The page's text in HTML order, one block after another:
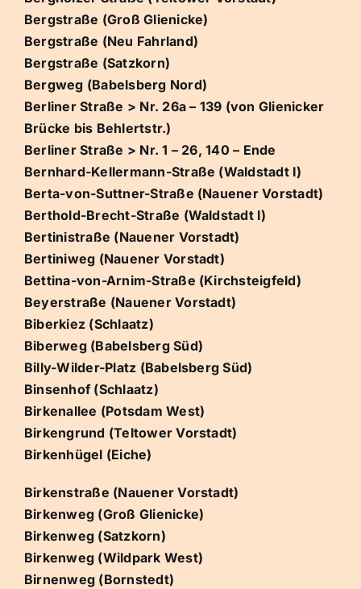
Bergstraße (Groß Glienicke)
Bergstraße (Neu Fahrland)
Bergstraße (Satzkorn)
Bergweg (Babelsberg Nord)
Berliner Straße > Nr. 26a – 139 (von Glienicker
Brücke bis Behlertstr.)
Berliner Straße > Nr. 1 – 26, 140 – Ende
Bernhard-Kellermann-Straße (Waldstadt I)
Berta-von-Suttner-Straße (Nauener Vorstadt)
Berthold-Brecht-Straße (Waldstadt I)
Bertinistraße (Nauener Vorstadt)
Bertiniweg (Nauener Vorstadt)
Bettina-von-Arnim-Straße (Kirchsteigfeld)
Beyerstraße (Nauener Vorstadt)
Biberkiez (Schlaatz)
Biberweg (Babelsberg Süd)
Billy-Wilder-Platz (Babelsberg Süd)
Binsenhof (Schlaatz)
Birkenallee (Potsdam West)
Birkengrund (Teltower Vorstadt)
Birkenhügel (Eiche)
Birkenstraße (Nauener Vorstadt)
Birkenweg (Groß Glienicke)
Birkenweg (Satzkorn)
Birkenweg (Wildpark West)
Birnenweg (Bornstedt)